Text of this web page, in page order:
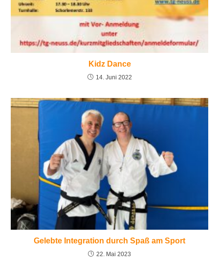
Kidz Dance
14. Juni 2022
Gelebte Integration durch Spaß am Sport
22. Mai 2023